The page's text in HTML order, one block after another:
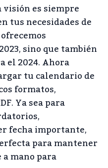
es siempre
tus necesidades de
sino que también
el 2024. Ahora
tu calendario de
formatos,
Ya sea para
fecha importante,
para mantener
mano para